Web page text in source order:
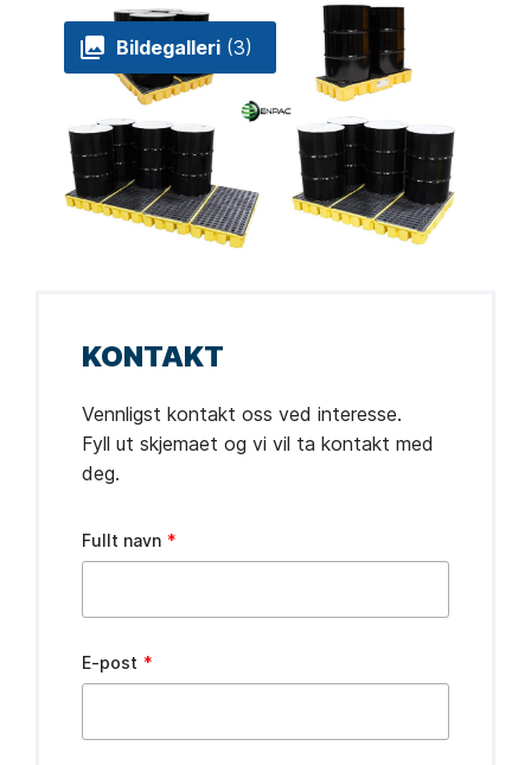
Bildegalleri (3)
KONTAKT
Vennligst kontakt oss ved interesse.
Fyll ut skjemaet og vi vil ta kontakt med
deg.
this
Fullt navn
E-post